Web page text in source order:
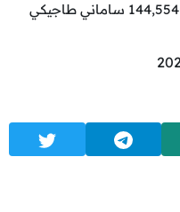
144,554 ساماني طاجيكي